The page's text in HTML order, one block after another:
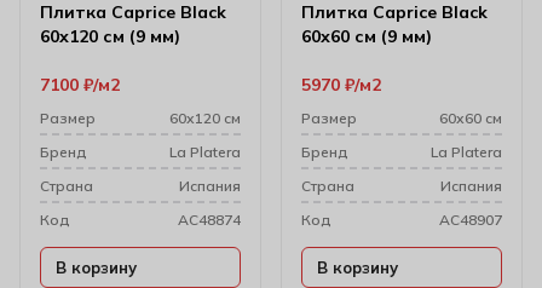
Плитка Caprice Black
60х120 см (9 мм)
7100 ₽ м2
Размер
60х120 см
Бренд
La Platera
Cтрана
Испания
Код
AC48874
В корзину
Плитка Caprice Black
60х60 см (9 мм)
5970 ₽ м2
Размер
60х60 см
Бренд
La Platera
Cтрана
Испания
Код
AC48907
В корзину